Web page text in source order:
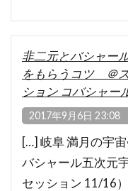
非二元とバシャー
をもらうコツ ＠
ション コバシャ
2017年9月6日 23:08
[…] 岐阜 満月の宇
バシャール五次元
セッション 11/16